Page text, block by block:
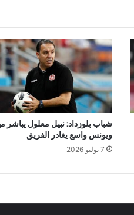
شباب بلوزداد: نبيل معلول يباشر
ويونس واسع يغادر الفريق
7 يوليو 2026